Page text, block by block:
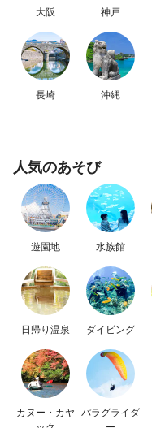
大阪 神戸
長崎 沖縄
人気のあそび
遊園地 水族館
日帰り温泉 ダイビング
カヌー・カヤ パラグライダ